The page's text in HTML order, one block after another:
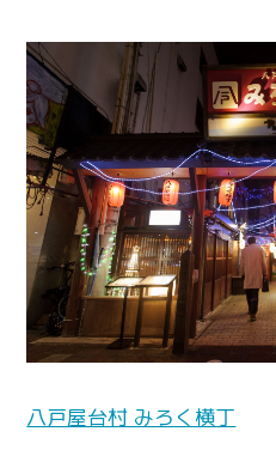
八戸屋台村 みろく横丁
Twitter